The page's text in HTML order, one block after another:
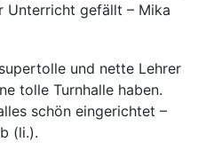
Unterricht gefällt – Mika
und nette Lehrer
tolle Turnhalle haben.
schön eingerichtet –
(li.).